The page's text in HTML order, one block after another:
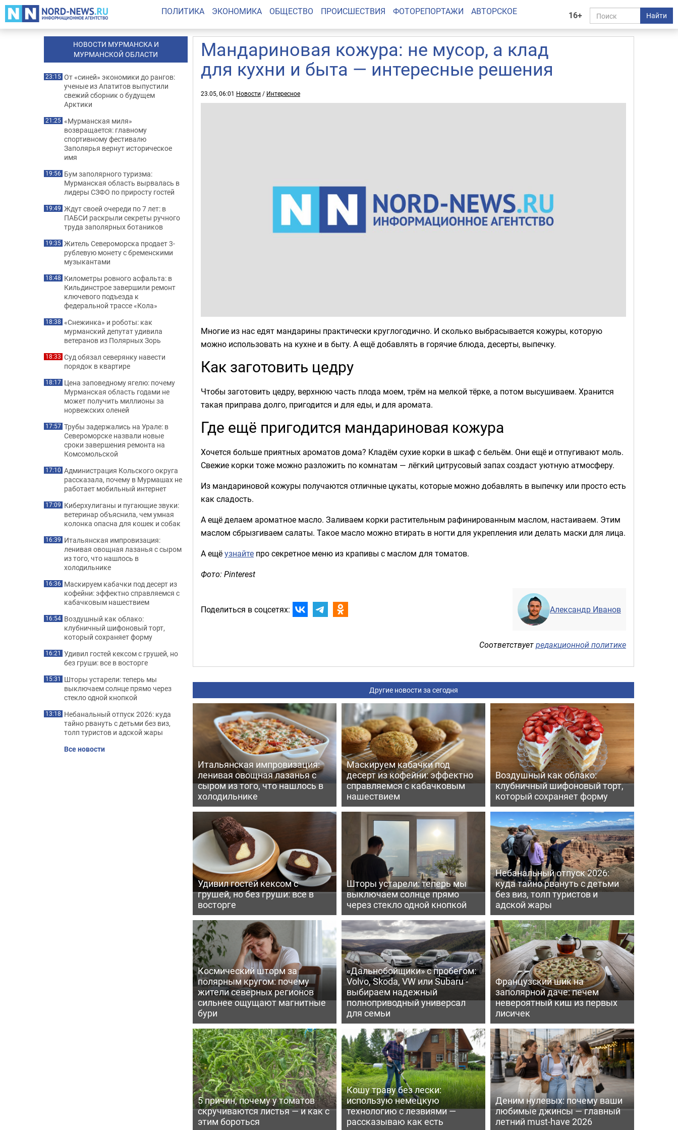
16+ Найти
ПОЛИТИКА ЭКОНОМИКА ОБЩЕСТВО ПРОИСШЕСТВИЯ ФОТОРЕПОРТАЖИ АВТОРСКОЕ
Мандариновая кожура: не мусор, а клад
для кухни и быта — интересные решения
23.05, 06:01 Новости / Интересное
Многие из нас едят мандарины практически круглогодично. И сколько выбрасывается кожуры, которую
можно использовать на кухне и в быту. А ещё добавлять в горячие блюда, десерты, выпечку.
Как заготовить цедру
Чтобы заготовить цедру, верхнюю часть плода моем, трём на мелкой тёрке, а потом высушиваем. Хранится
такая приправа долго, пригодится и для еды, и для аромата.
Где ещё пригодится мандариновая кожура
Хочется больше приятных ароматов дома? Кладём сухие корки в шкаф с бельём. Они ещё и отпугивают моль.
Свежие корки тоже можно разложить по комнатам — лёгкий цитрусовый запах создаст уютную атмосферу.
Из мандариновой кожуры получаются отличные цукаты, которые можно добавлять в выпечку или просто есть
как сладость.
А ещё делаем ароматное масло. Заливаем корки растительным рафинированным маслом, настаиваем. Этим
маслом сбрызгиваем салаты. Такое масло можно втирать в ногти для укрепления или делать маски для лица.
А ещёузнайте про секретное меню из крапивы с маслом для томатов.
Фото: Pinterest
Поделиться в соцсетях: Александр Иванов
Соответствуетредакционной политике
Другие новости за сегодня
Итальянская импровизация:
ленивая овощная лазанья с
сыром из того, что нашлось в
холодильнике
Маскируем кабачки под
десерт из кофейни: эффектно
справляемся с кабачковым
нашествием
Воздушный как облако:
клубничный шифоновый торт,
который сохраняет форму
Удивил гостей кексом с
грушей, но без груши: все в
восторге
Шторы устарели: теперь мы
выключаем солнце прямо
через стекло одной кнопкой
Небанальный отпуск 2026:
куда тайно рвануть с детьми
без виз, толп туристов и
адской жары
Космический шторм за
полярным кругом: почему
жители северных регионов
сильнее ощущают магнитные
бури
«Дальнобойщики» с пробегом:
Volvo, Skoda, VW или Subaru -
выбираем надежный
полноприводный универсал
для семьи
Французский шик на
заполярной даче: печем
невероятный киш из первых
лисичек
5 причин, почему у томатов
скручиваются листья — и как с
этим бороться
Кошу траву без лески:
использую немецкую
технологию с лезвиями —
рассказываю как есть
Деним нулевых: почему ваши
любимые джинсы — главный
летний must-have 2026
НОВОСТИ МУРМАНСКА И
МУРМАНСКОЙ ОБЛАСТИ
23:15 От «синей» экономики до рангов:
ученые из Апатитов выпустили
свежий сборник о будущем
Арктики
21:25 «Мурманская миля»
возвращается: главному
спортивному фестивалю
Заполярья вернут историческое
имя
19:56 Бум заполярного туризма:
Мурманская область вырвалась в
лидеры СЗФО по приросту гостей
19:49 Ждут своей очереди по 7 лет: в
ПАБСИ раскрыли секреты ручного
труда заполярных ботаников
19:35 Житель Североморска продает 3-
рублевую монету с бременскими
музыкантами
18:48 Километры ровного асфальта: в
Кильдинстрое завершили ремонт
ключевого подъезда к
федеральной трассе «Кола»
18:38 «Снежинка» и роботы: как
мурманский депутат удивила
ветеранов из Полярных Зорь
18:33 Суд обязал северянку навести
порядок в квартире
18:17 Цена заповедному ягелю: почему
Мурманская область годами не
может получить миллионы за
норвежских оленей
17:57 Трубы задержались на Урале: в
Североморске назвали новые
сроки завершения ремонта на
Комсомольской
17:10 Администрация Кольского округа
рассказала, почему в Мурмашах не
работает мобильный интернет
17:09 Киберхулиганы и пугающие звуки:
ветеринар объяснила, чем умная
колонка опасна для кошек и собак
16:39 Итальянская импровизация:
ленивая овощная лазанья с сыром
из того, что нашлось в
холодильнике
16:36 Маскируем кабачки под десерт из
кофейни: эффектно справляемся с
кабачковым нашествием
16:54 Воздушный как облако:
клубничный шифоновый торт,
который сохраняет форму
16:21 Удивил гостей кексом с грушей, но
без груши: все в восторге
15:31 Шторы устарели: теперь мы
выключаем солнце прямо через
стекло одной кнопкой
13:18 Небанальный отпуск 2026: куда
тайно рвануть с детьми без виз,
толп туристов и адской жары
Все новости